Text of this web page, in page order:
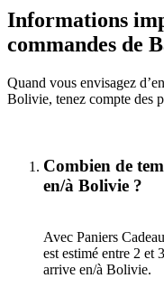
Informations
commandes de
Quand vous envisagez
Bolivie, tenez compte des
Combien de
en/à Bolivie ?
Avec Paniers
est estimé entre 2 et
arrive en/à Bolivie.